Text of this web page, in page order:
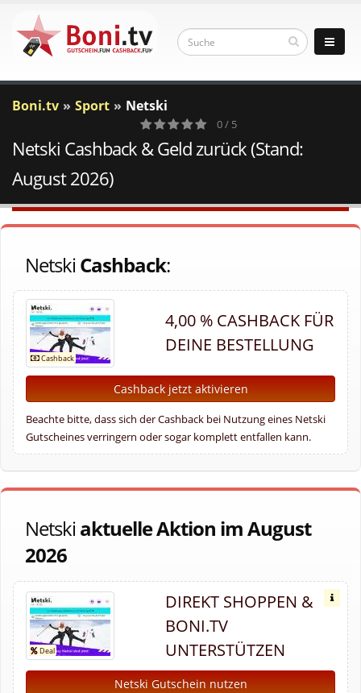
Boni.tv Sport Netski
0
Votes
0 / 5
Netski Cashback & Geld zurück (Stand:
August 2026)
NetskiCashback:
4,00 % CASHBACK FÜR
DEINE BESTELLUNG
Cashback jetzt aktivieren
Beachte bitte, dass sich der Cashback bei Nutzung eines Netski
Gutscheines verringern oder sogar komplett entfallen kann.
Netskiaktuelle Aktion im August
2026
DIREKT SHOPPEN &
BONI.TV
UNTERSTÜTZEN
Netski Gutschein nutzen